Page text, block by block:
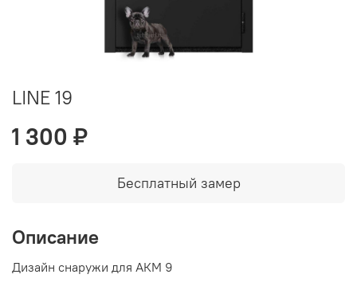
LINE 19
1 300 ₽
Бесплатный замер
Описание
Дизайн снаружи для АКМ 9